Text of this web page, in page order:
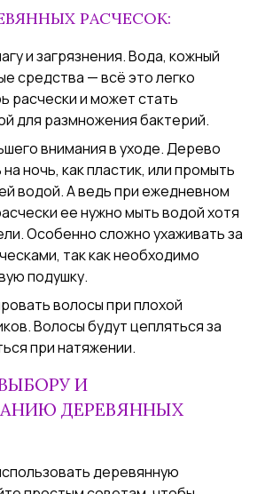
РАСЧЕСОК:
и загрязнения. Вода, кожный
средства — всё это легко
расчески и может стать
для размножения бактерий.
внимания в уходе. Дерево
ночь, как пластик, или промыть
водой. А ведь при ежедневном
ее нужно мыть водой хотя
Особенно сложно ухаживать за
так как необходимо
подушку.
волосы при плохой
Волосы будут цепляться за
при натяжении.
И
ДЕРЕВЯННЫХ
деревянную